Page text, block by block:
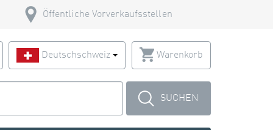
Öffentliche Vorverkaufsstellen
Deutschschweiz Warenkorb
SUCHEN